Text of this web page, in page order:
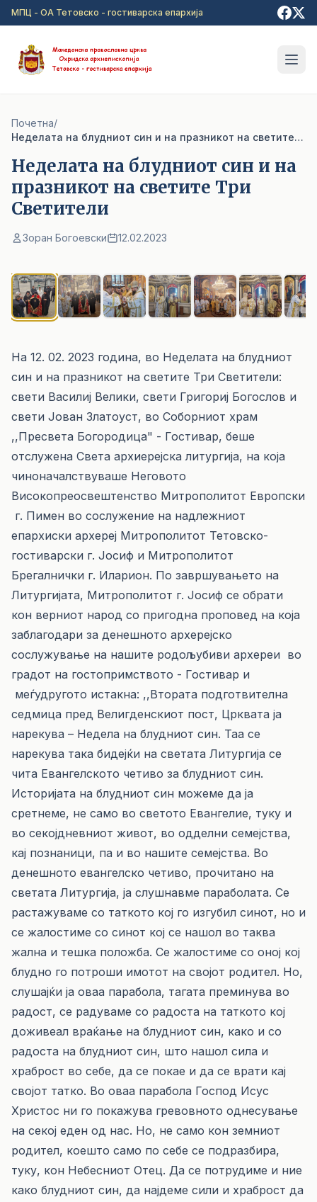
Прејди на главна содржина
МПЦ - ОА Тетовско - гостиварска епархија
Почетна/
Неделата на блудниот син и на празникот на светите Три Светители
Неделата на блудниот син и на
празникот на светите Три
Светители
Зоран Богоевски 12.02.2023
На 12. 02. 2023 година, во Неделата на блудниот
син и на празникот на светите Три Светители:
свети Василиј Велики, свети Григориј Богослов и
свети Јован Златоуст, во Соборниот храм
,,Пресвета Богородица" - Гостивар, беше
отслужена Света архиерејска литургија, на која
чиноначалствуваше Неговото
Високопреосвештенство Митрополитот Европски
г. Пимен во сослужение на надлежниот
епархиски архереј Митрополитот Тетовско-
гостиварски г. Јосиф и Митрополитот
Брегалнички г. Иларион. По завршувањето на
Литургијата, Митрополитот г. Јосиф се обрати
кон верниот народ со пригодна проповед на која
заблагодари за денешното архерејско
сослужување на нашите родољубиви архереи во
градот на гостопримството - Гостивар и
меѓудругото истакна: ,,Втората подготвителна
седмица пред Велигденскиот пост, Црквата ја
нарекува – Недела на блудниот син. Таа се
нарекува така бидејќи на светата Литургија се
чита Евангелското четиво за блудниот син.
Историјата на блудниот син можеме да ја
сретнеме, не само во светото Евангелие, туку и
во секојдневниот живот, во одделни семејства,
кај познаници, па и во нашите семејства. Во
денешното евангелско четиво, прочитано на
светата Литургија, ја слушнавме параболата. Се
растажуваме со таткото кој го изгубил синот, но и
се жалостиме со синот кој се нашол во таква
жална и тешка положба. Се жалостиме со оној кој
блудно го потроши имотот на својот родител. Но,
слушајќи ја оваа парабола, тагата преминува во
радост, се радуваме со радоста на таткото кој
доживеал враќање на блудниот син, како и со
радоста на блудниот син, што нашол сила и
храброст во себе, да се покае и да се врати кај
својот татко. Во оваа парабола Господ Исус
Христос ни го покажува гревовното однесување
на секој еден од нас. Но, не само кон земниот
родител, коешто само по себе се подразбира,
туку, кон Небесниот Отец. Да се потрудиме и ние
како блудниот син, да најдеме сили и храброст да